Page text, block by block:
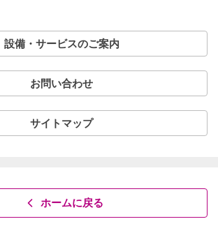
設備・サービスのご案内
お問い合わせ
サイトマップ
ホームに戻る